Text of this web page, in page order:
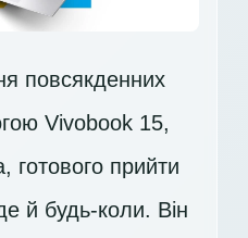
повсякденних
Vivobook 15,
готового прийти
й будь-коли. Він